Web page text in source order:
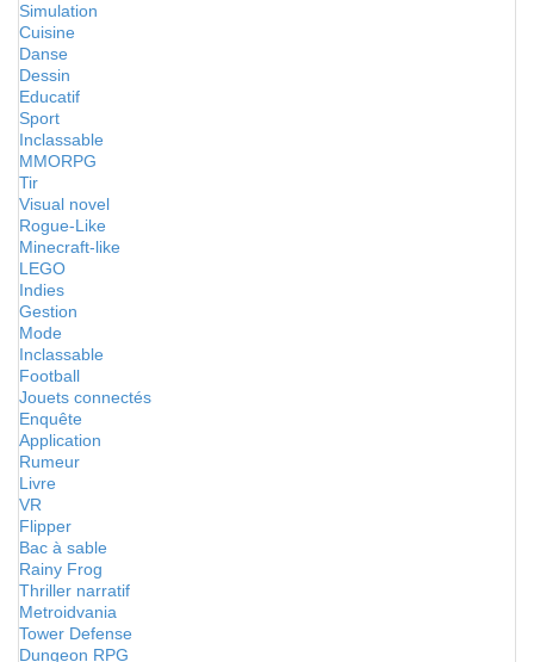
Simulation
Cuisine
Danse
Dessin
Educatif
Sport
Inclassable
MMORPG
Tir
Visual novel
Rogue-Like
Minecraft-like
LEGO
Indies
Gestion
Mode
Inclassable
Football
Jouets connectés
Enquête
Application
Rumeur
Livre
VR
Flipper
Bac à sable
Rainy Frog
Thriller narratif
Metroidvania
Tower Defense
Dungeon RPG